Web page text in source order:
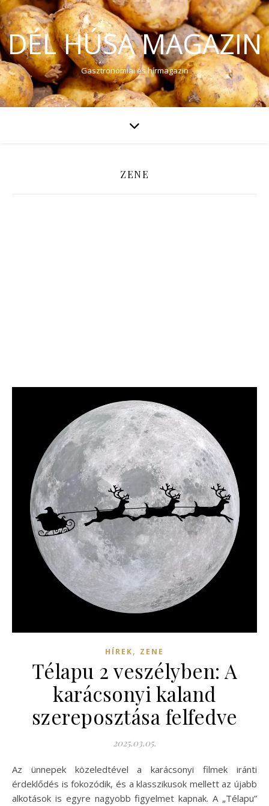
DÉL HÚSA MAGAZIN
Gasztronómiai és hírmagazin
ZENE
HÍREK, ZENE
Télapu 2 veszélyben: A
karácsonyi kaland
szereposztása felfedve
2025.03.05.
Az ünnepek közeledtével a karácsonyi filmek iránti
érdeklődés is fokozódik, és a klasszikusok mellett az újabb
alkotások is egyre nagyobb figyelmet kapnak. A „Télapu”